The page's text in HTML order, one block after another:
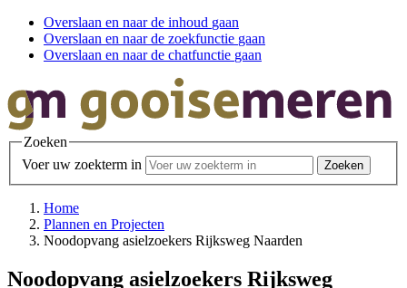
Overslaan en naar de inhoud gaan
Overslaan en naar de zoekfunctie gaan
Overslaan en naar de chatfunctie gaan
Zoeken
Voer uw zoekterm in
Home
Plannen en Projecten
Noodopvang asielzoekers Rijksweg Naarden
Noodopvang asielzoekers Rijksweg